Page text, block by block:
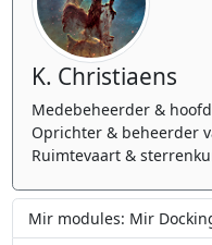
K. Christiaens
Medebeheerder &
Oprichter & beheerder
Ruimtevaart &
Mir modules: Mir